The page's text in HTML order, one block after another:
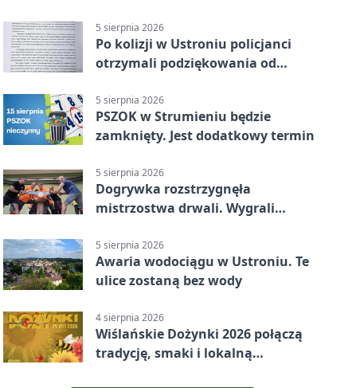
5 sierpnia 2026
Po kolizji w Ustroniu policjanci
otrzymali podziękowania od
5 sierpnia 2026
PSZOK w Strumieniu będzie
zamknięty. Jest dodatkowy termin
5 sierpnia 2026
Dogrywka rozstrzygnęła
mistrzostwa drwali. Wygrali
5 sierpnia 2026
Awaria wodociągu w Ustroniu. Te
ulice zostaną bez wody
4 sierpnia 2026
Wiślańskie Dożynki 2026 połączą
tradycję, smaki i lokalną